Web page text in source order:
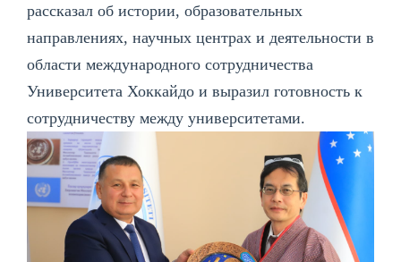
рассказал об истории, образовательных
направлениях, научных центрах и деятельности в
области международного сотрудничества
Университета Хоккайдо и выразил готовность к
сотрудничеству между университетами.